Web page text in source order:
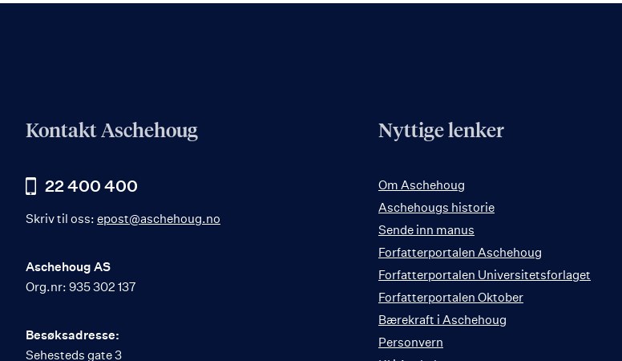
Kontakt Aschehoug
22 400 400
Skriv til oss: epost@aschehoug.no
Aschehoug AS
Org.nr: 935 302 137
Besøksadresse:
Sehesteds gate 3
Nyttige lenker
Om Aschehoug
Aschehougs historie
Sende inn manus
Forfatterportalen Aschehoug
Forfatterportalen Universitetsforlaget
Forfatterportalen Oktober
Bærekraft i Aschehoug
Personvern